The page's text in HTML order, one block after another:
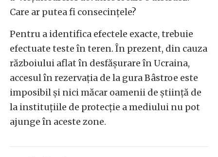
Care ar putea fi consecințele?
Pentru a identifica efectele exacte, trebuie
efectuate teste în teren. În prezent, din cauza
războiului aflat în desfășurare în Ucraina,
accesul în rezervația de la gura Bâstroe este
imposibil și nici măcar oamenii de știință de
la instituțiile de protecție a mediului nu pot
ajunge în aceste zone.